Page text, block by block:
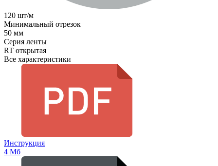
120 шт/м
Минимальный отрезок
50 мм
Серия ленты
RT открытая
Все характеристики
Инструкция
4 Мб